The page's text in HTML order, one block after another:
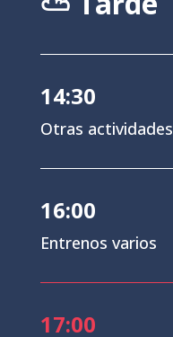
14:30
Otras actividades
16:00
Entrenos varios
17:00